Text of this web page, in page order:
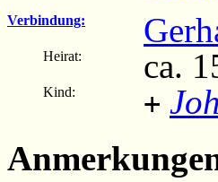
Verbindung:
Heirat: ca.
Kind: +